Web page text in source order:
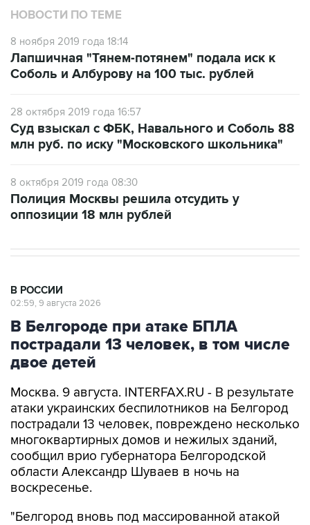
8 ноября 2019 года 18:14
Соболь и Албурову на 100 тыс. рублей
28 октября 2019 года 16:57
млн руб. по иску "Московского школьника"
8 октября 2019 года 08:30
оппозиции 18 млн рублей
В Белгороде при атаке БПЛА
пострадали 13 человек, в том числе
двое детей
Москва. 9 августа. INTERFAX.RU - В результате
пострадали 13 человек, повреждено несколько
многоквартирных домов и нежилых зданий,
сообщил врио губернатора Белгородской
области Александр Шуваев в ночь на
воскресенье.
"Белгород вновь под массированной атакой
данный момент поступила информация о 13